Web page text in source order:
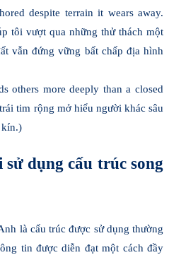
despite terrain it wears away.
tôi vượt qua những thử thách một
vẫn đứng vững bất chấp địa hình
others more deeply than a closed
tim rộng mở hiểu người khác sâu
kín.)
dụng cấu trúc song
là cấu trúc được sử dụng thường
tin được diễn đạt một cách đầy